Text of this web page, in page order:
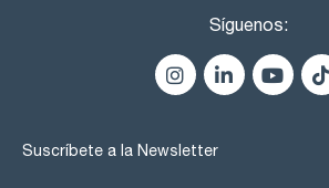
Síguenos:
Suscríbete a la Newsletter